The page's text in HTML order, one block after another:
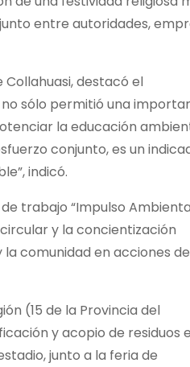
entre autoridades,
destacó el
sólo permitió una
la educación
conjunto, es un
indicó.
trabajo “Impulso
y la concientización
comunidad en acciones de
(15 de la Provincia del
y acopio de residuos
junto a la feria de